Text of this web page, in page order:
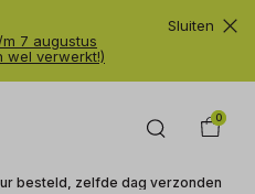
7 augustus
wel verwerkt!)
Sluiten
0
besteld, zelfde dag verzonden